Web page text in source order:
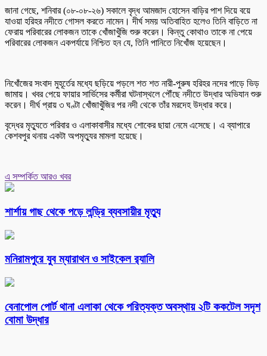
জানা গেছে, শনিবার (০৮-০৮-২৬) সকালে বৃদ্ধ আমজাদ হোসেন বাড়ির পাশ দিয়ে বয়ে
যাওয়া হরিহর নদীতে গোসল করতে নামেন। দীর্ঘ সময় অতিবাহিত হলেও তিনি বাড়িতে না
ফেরায় পরিবারের লোকজন তাকে খোঁজাখুঁজি শুরু করেন। কিন্তু কোথাও তাকে না পেয়ে
পরিবারের লোকজন একপর্যায়ে নিশ্চিত হন যে, তিনি পানিতে নিখোঁজ হয়েছেন।
নিখোঁজের সংবাদ মুহূর্তের মধ্যে ছড়িয়ে পড়লে শত শত নারী-পুরুষ হরিহর নদের পাড়ে ভিড়
জামায়। খবর পেয়ে ফায়ার সার্ভিসের কর্মীরা ঘটনাস্থলে পৌঁছে নদীতে উদ্ধার অভিযান শুরু
করেন। দীর্ঘ প্রায় ৩ ঘণ্টা খোঁজাখুঁজির পর নদী থেকে তাঁর মরদেহ উদ্ধার করে।
বৃদ্ধের মৃত্যুতে পরিবার ও এলাকাবাসীর মধ্যে শোকের ছায়া নেমে এসেছে। এ ব্যাপারে
কেশবপুর থনায় একটা অপমৃত্যুর মামলা হয়েছে।
এ সম্পর্কিত আরও খবর
শার্শায় গাছ থেকে পড়ে লন্ড্রি ব্যবসায়ীর মৃত্যু
মনিরামপুরে যুব ম্যারাথন ও সাইকেল র‌্যালি
বেনাপোল পোর্ট থানা এলাকা থেকে পরিত্যক্ত অবস্থায় ২টি ককটেল সদৃশ
বোমা উদ্ধার